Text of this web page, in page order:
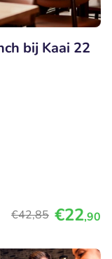
bij Kaai 22
€42,85 €22,90